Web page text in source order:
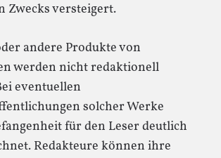
Zwecks versteigert.
andere Produkte von
werden nicht redaktionell
eventuellen
solcher Werke
für den Leser deutlich
Redakteure können ihre